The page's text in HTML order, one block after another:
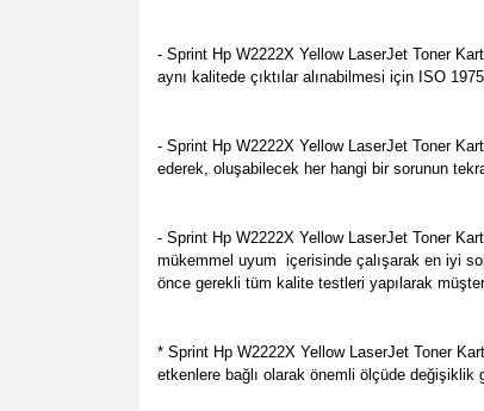
- Sprint Hp W2222X Yellow LaserJet Toner
aynı kalitede çıktılar alınabilmesi için ISO
- Sprint Hp W2222X Yellow LaserJet Toner
ederek, oluşabilecek her hangi bir sorunun
- Sprint Hp W2222X Yellow LaserJet Toner
mükemmel uyum içerisinde çalışarak en iyi
önce gerekli tüm kalite testleri yapılarak
* Sprint Hp W2222X Yellow LaserJet Toner
etkenlere bağlı olarak önemli ölçüde